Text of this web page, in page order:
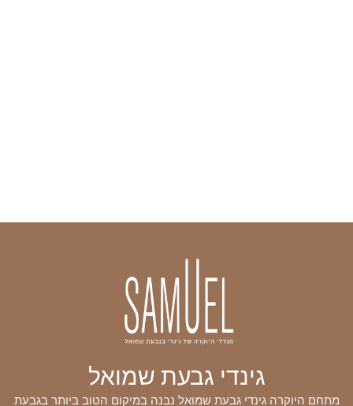
גינדי גבעת שמואל
מתחם היוקרה גינדי גבעת שמואל נבנה במיקום הטוב ביותר בגבעת